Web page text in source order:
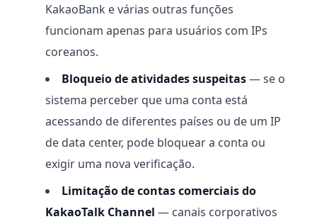
KakaoBank e várias outras funções
funcionam apenas para usuários com IPs
coreanos.
Bloqueio de atividades suspeitas— se o
sistema perceber que uma conta está
acessando de diferentes países ou de um IP
de data center, pode bloquear a conta ou
exigir uma nova verificação.
Limitação de contas comerciais do
KakaoTalk Channel — canais corporativos